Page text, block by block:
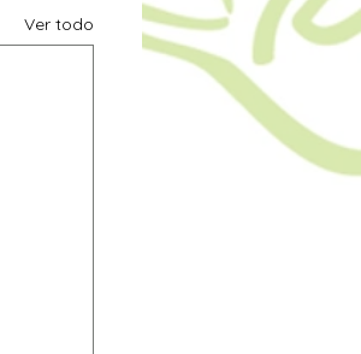
Ver todo